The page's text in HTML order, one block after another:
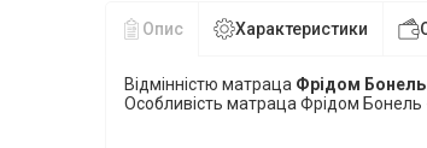
Опис Характеристики
Відмінністю матраца Фрідом Бонель
Особливість матраца Фрідом Бонель